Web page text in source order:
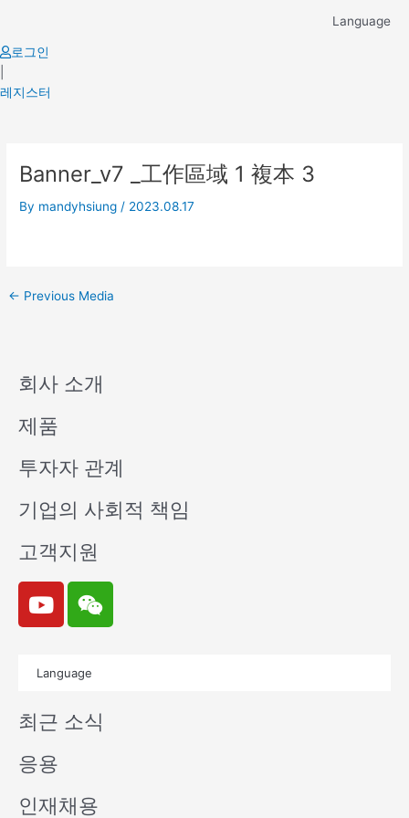
content
Language
로그인
레지스터
Banner_v7 _工作區域 1 複本 3
By mandyhsiung / 2023.08.17
navigation
← Previous Media
회사 소개
제품
투자자 관계
기업의 사회적 책임
고객지원
Y
o
u
e
W
e
i
n
Language
최근 소식
응용
인재채용